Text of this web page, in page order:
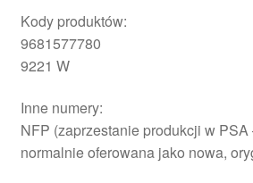
Kody produktów:
9681577780
9221 W
Inne numery:
NFP (zaprzestanie produkcji w
normalnie oferowana jako nowa,